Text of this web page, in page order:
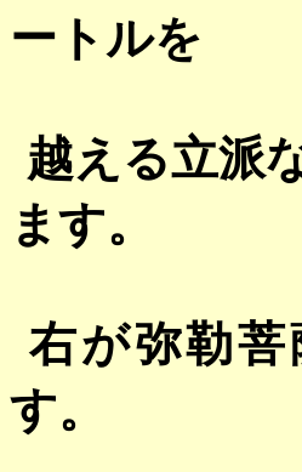
ートルを
越える立派
ます。
右が弥勒
す。